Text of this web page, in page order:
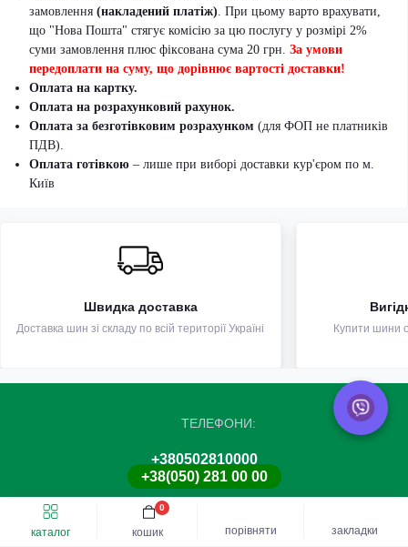
каталог порівняти закладки
кошик
0
Швидке замовлення
замовлення (накладений платіж). При цьому варто врахувати,
що "Нова Пошта" стягує комісію за цю послугу у розмірі 2%
суми замовлення плюс фіксована сума 20 грн. За умови
передоплати на суму, що дорівнює вартості доставки!
Оплата на картку.
Оплата на розрахунковий рахунок.
Оплата за безготівковим розрахунком (для ФОП не платників
ПДВ).
Оплата готівкою – лише при виборі доставки кур'єром по м.
Київ
Швидка доставка
Доставка шин зі складу по всій території Україні Купити шини
ТЕЛЕФОНИ:
+380502810000
+38(050) 281 00 00